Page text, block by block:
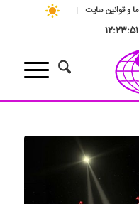
ما و قوانین سایت
۱۲:۲۳:۵۲